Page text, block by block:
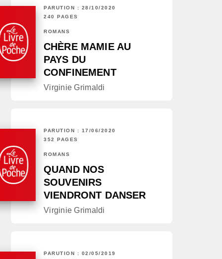
PARUTION : 28/10/2020
240 PAGES
ROMANS
CHÈRE MAMIE AU
PAYS DU
CONFINEMENT
Virginie Grimaldi
PARUTION : 17/06/2020
352 PAGES
ROMANS
QUAND NOS
SOUVENIRS
VIENDRONT DANSER
Virginie Grimaldi
PARUTION : 02/05/2019